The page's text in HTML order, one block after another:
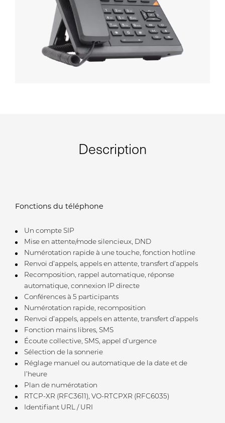
Description
Fonctions du téléphone
Un compte SIP
Mise en attente/mode silencieux, DND
Numérotation rapide à une touche, fonction hotline
Renvoi d’appels, appels en attente, transfert d’appels
Recomposition, rappel automatique, réponse
automatique, connexion IP directe
Conférences à 5 participants
Numérotation rapide, recomposition
Renvoi d’appels, appels en attente, transfert d’appels
Fonction mains libres, SMS
Écoute collective, SMS, appel d’urgence
Sélection de la sonnerie
Réglage manuel ou automatique de la date et de
l’heure
Plan de numérotation
RTCP-XR (RFC3611), VO-RTCPXR (RFC6035)
Identifiant URL / URI